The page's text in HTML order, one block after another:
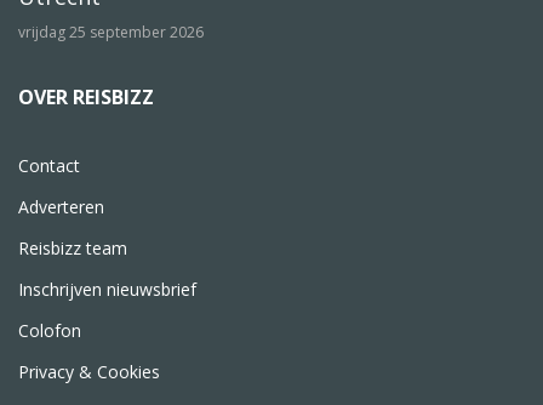
vrijdag 25 september 2026
OVER REISBIZZ
Contact
Adverteren
Reisbizz team
Inschrijven nieuwsbrief
Colofon
Privacy & Cookies